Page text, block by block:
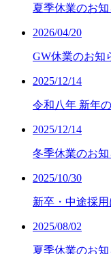
夏季休業のお
2026/04/20
GW休業のお知
2025/12/14
令和八年 新年
2025/12/14
冬季休業のお
2025/10/30
新卒・中途採
2025/08/02
夏季休業のお